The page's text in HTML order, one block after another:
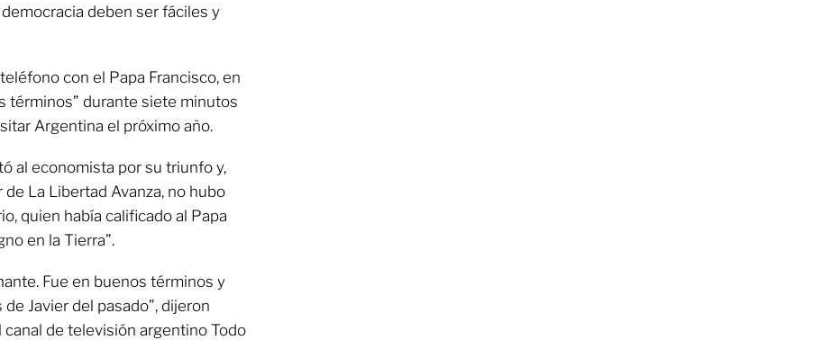
deben ser fáciles y
con el Papa Francisco, en
términos” durante siete minutos
Argentina el próximo año.
al economista por su triunfo y,
La Libertad Avanza, no hubo
quien había calificado al Papa
en la Tierra”.
Fue en buenos términos y
Javier del pasado”, dijeron
de televisión argentino Todo